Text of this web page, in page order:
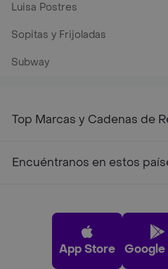
Luisa Postres
Sopitas y Frijoladas
Subway
Top Marcas y Cadenas de
Encuéntranos en estos
App Store Google